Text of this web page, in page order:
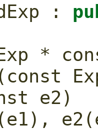
:
*
const
e2)
e1(e1),